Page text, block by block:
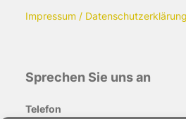
Impressum /
Sprechen Sie uns an
Telefon